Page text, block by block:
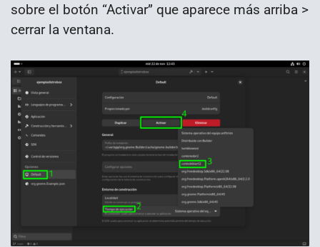
sobre el botón “Activar” que aparece más arriba >
cerrar la ventana.